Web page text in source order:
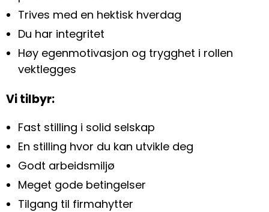
Trives med en hektisk hverdag
Du har integritet
Høy egenmotivasjon og trygghet i rollen
vektlegges
Vi tilbyr:
Fast stilling i solid selskap
En stilling hvor du kan utvikle deg
Godt arbeidsmiljø
Meget gode betingelser
Tilgang til firmahytter